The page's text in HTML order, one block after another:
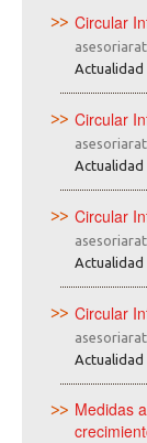
Circular
Actualidad
Circular
Actualidad
Circular
Actualidad
Circular
Actualidad
Medidas